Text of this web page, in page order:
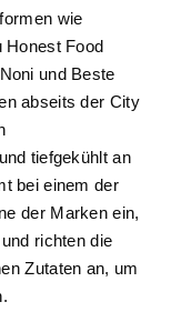
wie
Honest Food
und Beste
abseits der City
tiefgekühlt an
bei einem der
der Marken ein,
richten die
Zutaten an, um